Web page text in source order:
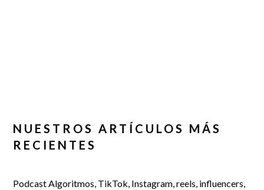
NUESTROS ARTÍCULOS MÁS
RECIENTES
Podcast Algoritmos, TikTok, Instagram, reels, influencers,